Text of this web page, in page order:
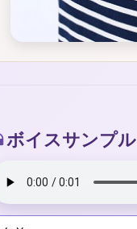
ボイスサンプル